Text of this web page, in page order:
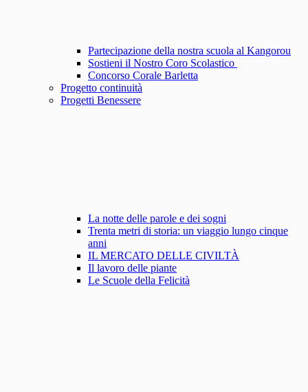
Partecipazione della nostra scuola al Kangorou
Sostieni il Nostro Coro Scolastico
Concorso Corale Barletta
Progetto continuità
Progetti Benessere
La notte delle parole e dei sogni
Trenta metri di storia: un viaggio lungo cinque
anni
IL MERCATO DELLE CIVILTÀ
Il lavoro delle piante
Le Scuole della Felicità